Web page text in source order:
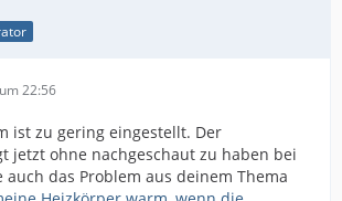
22:56
ist zu gering eingestellt. Der
jetzt ohne nachgeschaut zu haben bei
auch das Problem aus deinem Thema